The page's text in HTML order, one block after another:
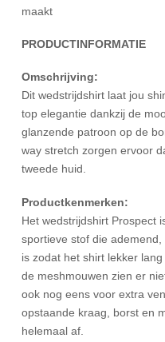
maakt
PRODUCTINFORMATIE
Omschrijving:
Dit wedstrijdshirt laat jou
top elegantie dankzij de
glanzende patroon op de
way stretch zorgen ervoor
tweede huid.
Productkenmerken:
Het wedstrijdshirt Prospect
sportieve stof die
is zodat het shirt lekker
de meshmouwen zien er
ook nog eens voor extra
opstaande kraag, borst en
helemaal af.